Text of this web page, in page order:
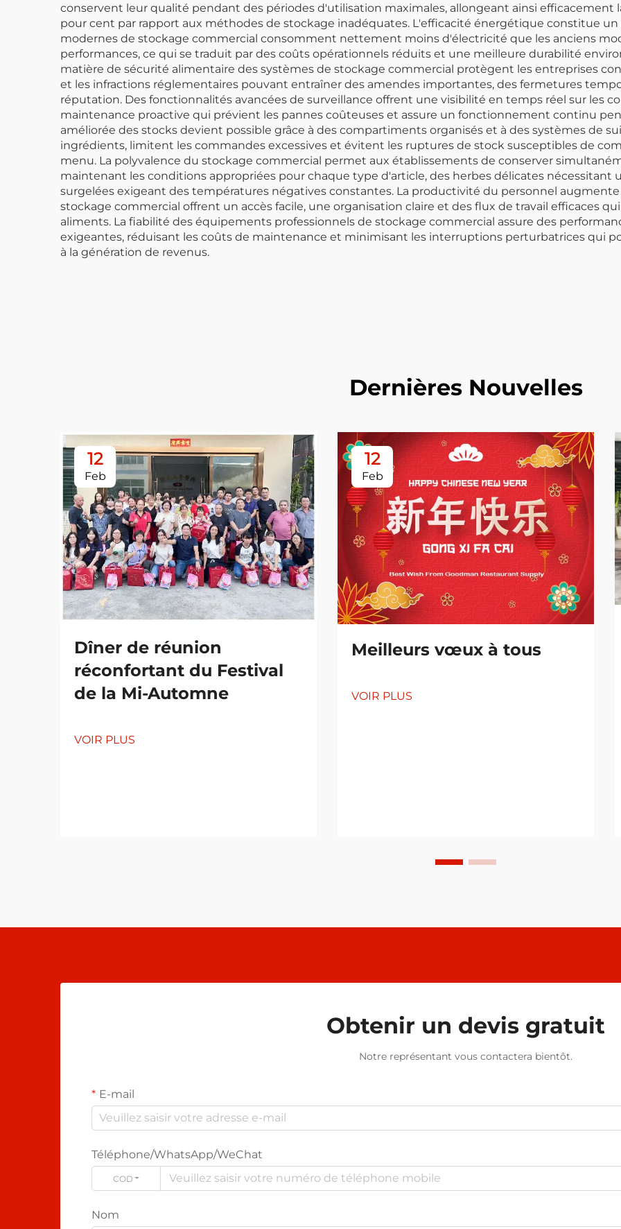
conservent leur qualité pendant des périodes d'utilisation maximales, allongeant ainsi efficacement
pour cent par rapport aux méthodes de stockage inadéquates. L'efficacité énergétique constitue
modernes de stockage commercial consomment nettement moins d'électricité que les anciens
performances, ce qui se traduit par des coûts opérationnels réduits et une meilleure durabilité
matière de sécurité alimentaire des systèmes de stockage commercial protègent les entreprises
et les infractions réglementaires pouvant entraîner des amendes importantes, des fermetures
réputation. Des fonctionnalités avancées de surveillance offrent une visibilité en temps réel sur les
maintenance proactive qui prévient les pannes coûteuses et assure un fonctionnement continu
améliorée des stocks devient possible grâce à des compartiments organisés et à des systèmes de
ingrédients, limitent les commandes excessives et évitent les ruptures de stock susceptibles de
menu. La polyvalence du stockage commercial permet aux établissements de conserver
maintenant les conditions appropriées pour chaque type d'article, des herbes délicates
surgelées exigeant des températures négatives constantes. La productivité du personnel
stockage commercial offrent un accès facile, une organisation claire et des flux de travail efficaces
aliments. La fiabilité des équipements professionnels de stockage commercial assure des
exigeantes, réduisant les coûts de maintenance et minimisant les interruptions perturbatrices qui
à la génération de revenus.
Dernières Nouvelles
12
Feb
Dîner de réunion
réconfortant du Festival
de la Mi-Automne
VOIR PLUS
12
Feb
Meilleurs vœux à tous
VOIR PLUS
Obtenir un devis gratuit
Notre représentant vous contactera bientôt.
E-mail
Téléphone/WhatsApp/WeChat
CODE
Nom